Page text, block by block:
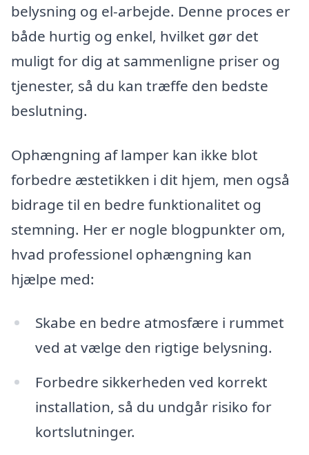
belysning og el-arbejde. Denne proces er
både hurtig og enkel, hvilket gør det
muligt for dig at sammenligne priser og
tjenester, så du kan træffe den bedste
beslutning.
Ophængning af lamper kan ikke blot
forbedre æstetikken i dit hjem, men også
bidrage til en bedre funktionalitet og
stemning. Her er nogle blogpunkter om,
hvad professionel ophængning kan
hjælpe med:
Skabe en bedre atmosfære i rummet
ved at vælge den rigtige belysning.
Forbedre sikkerheden ved korrekt
installation, så du undgår risiko for
kortslutninger.